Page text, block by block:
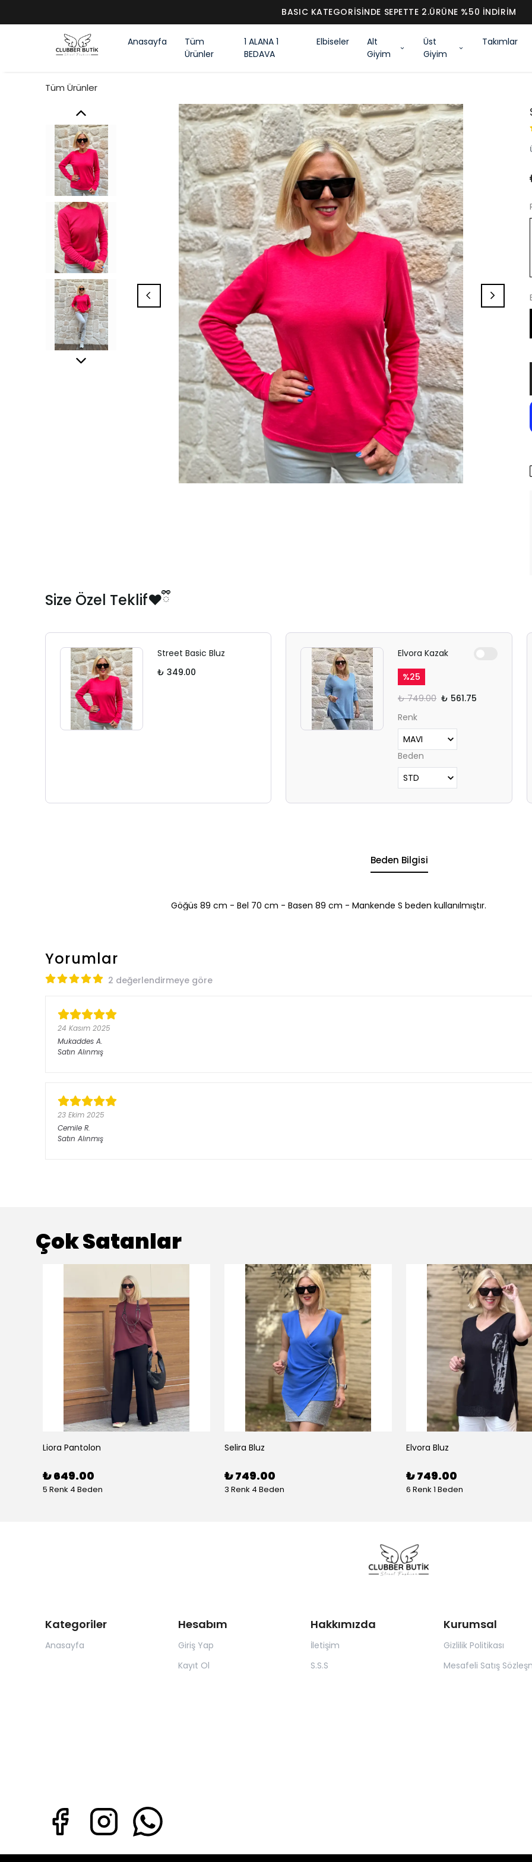
BASIC KATEGORİSİNDE SEPETTE 2.ÜRÜNE %50 İNDİRİM
Anasayfa
Tüm
Ürünler
1 ALANA 1
BEDAVA
Elbiseler
Alt
Giyim
Üst
Giyim
Takımlar
Tüm Ürünler
Size Özel Teklif❤️ྀི
Street Basic Bluz
₺ 349.00
Elvora Kazak
%25
₺ 749.00 ₺ 561.75
Renk
Beden
Beden Bilgisi
Göğüs 89 cm - Bel 70 cm - Basen 89 cm - Mankende S beden kullanılmıştır.
Yorumlar
2 değerlendirmeye göre
24 Kasım 2025
Mukaddes A.
Satın Alınmış
23 Ekim 2025
Cemile R.
Satın Alınmış
Çok Satanlar
Liora Pantolon
₺ 649.00
5 Renk 4 Beden
Selira Bluz
₺ 749.00
3 Renk 4 Beden
Elvora Bluz
₺ 749.00
6 Renk 1 Beden
Kategoriler
Anasayfa
Hesabım
Giriş Yap
Kayıt Ol
Hakkımızda
İletişim
S.S.S
Kurumsal
Gizlilik Politikası
Mesafeli Satış